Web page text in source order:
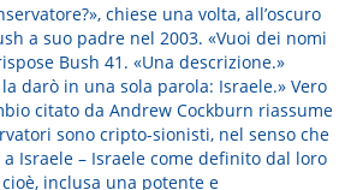
chiese una volta, all’oscuro
a suo padre nel 2003. «Vuoi dei nomi
Bush 41. «Una descrizione.»
la darò in una sola parola: Israele.» Vero
citato da Andrew Cockburn riassume
sono cripto-sionisti, nel senso che
Israele – Israele come definito dal loro
inclusa una potente e